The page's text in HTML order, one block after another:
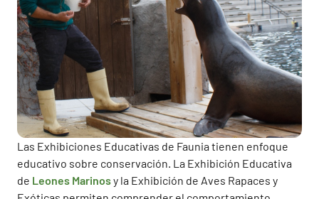
Las Exhibiciones Educativas de Faunia tienen enfoque
educativo sobre conservación. La Exhibición Educativa
de Leones Marinosy la Exhibición de Aves Rapaces y